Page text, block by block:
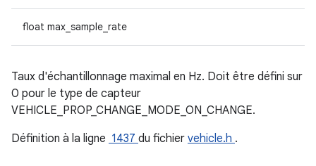
float max_sample_rate
Taux d'échantillonnage maximal en Hz. Doit être défini sur
0 pour le type de capteur
VEHICLE_PROP_CHANGE_MODE_ON_CHANGE.
Définition à la ligne 1437 du fichier vehicle.h .